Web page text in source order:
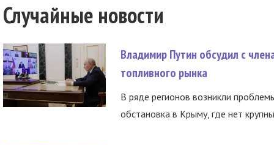
Случайные новости
Владимир Путин обсудил с
топливного рынка
В ряде регионов возникли
обстановка в Крыму, где нет